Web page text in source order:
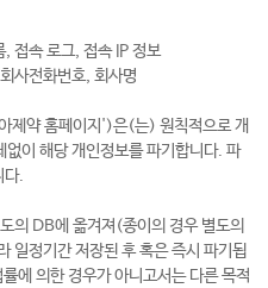
접속 로그, 접속 IP 정보
사전화번호, 회사명
제약 홈페이지')은(는) 원칙적으로 개
이 해당 개인정보를 파기합니다. 파
다.
의 DB에 옮겨져(종이의 경우 별도의
일정기간 저장된 후 혹은 즉시 파기됩
에 의한 경우가 아니고서는 다른 목적